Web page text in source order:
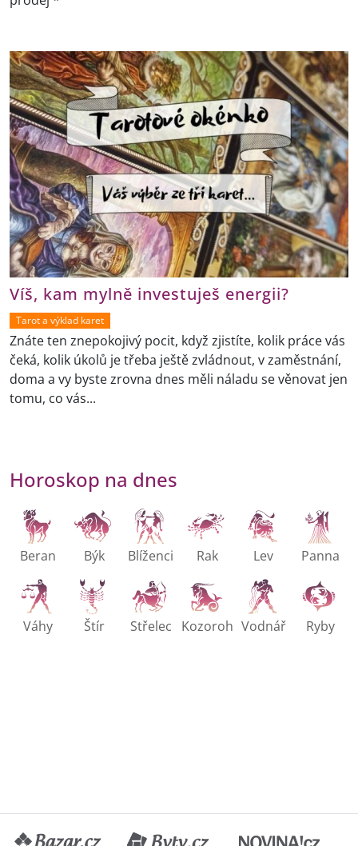
Víš, kam mylně investuješ energii?
Tarot a výklad karet
Znáte ten znepokojivý pocit, když zjistíte, kolik práce vás
čeká, kolik úkolů je třeba ještě zvládnout, v zaměstnání,
doma a vy byste zrovna dnes měli náladu se věnovat jen
tomu, co vás...
Horoskop na dnes
Beran Býk Blíženci Rak Lev Panna
Váhy Štír Střelec Kozoroh Vodnář Ryby